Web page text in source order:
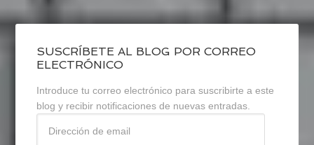
SUSCRÍBETE AL BLOG POR CORREO
ELECTRÓNICO
Introduce tu correo electrónico para suscribirte a este
blog y recibir notificaciones de nuevas entradas.